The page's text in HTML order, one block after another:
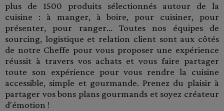
plus de 1500 produits sélectionnés autour de la
cuisine : à manger, à boire, pour cuisiner, pour
présenter, pour ranger... Toutes nos équipes de
sourcing, logistique et relation client sont aux côtés
de notre Cheffe pour vous proposer une expérience
réussit à travers vos achats et vous faire partager
toute son expérience pour vous rendre la cuisine
accessible, simple et gourmande. Prenez du plaisir à
partager vos bons plans gourmands et soyez créateur
d'émotion !